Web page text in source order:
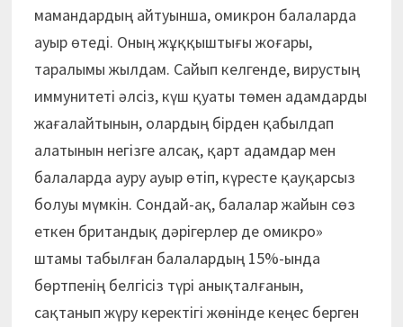
мамандардың айтуынша, омикрон балаларда
ауыр өтеді. Оның жұққыштығы жоғары,
таралымы жылдам. Сайып келгенде, вирустың
иммунитеті әлсіз, күш қуаты төмен адамдарды
жағалайтынын, олардың бірден қабылдап
алатынын негізге алсақ, қарт адамдар мен
балаларда ауру ауыр өтіп, күресте қауқарсыз
болуы мүмкін. Сондай-ақ, балалар жайын сөз
еткен британдық дәрігерлер де омикро»
штамы табылған балалардың 15%-ында
бөртпенің белгісіз түрі анықталғанын,
сақтанып жүру керектігі жөнінде кеңес берген